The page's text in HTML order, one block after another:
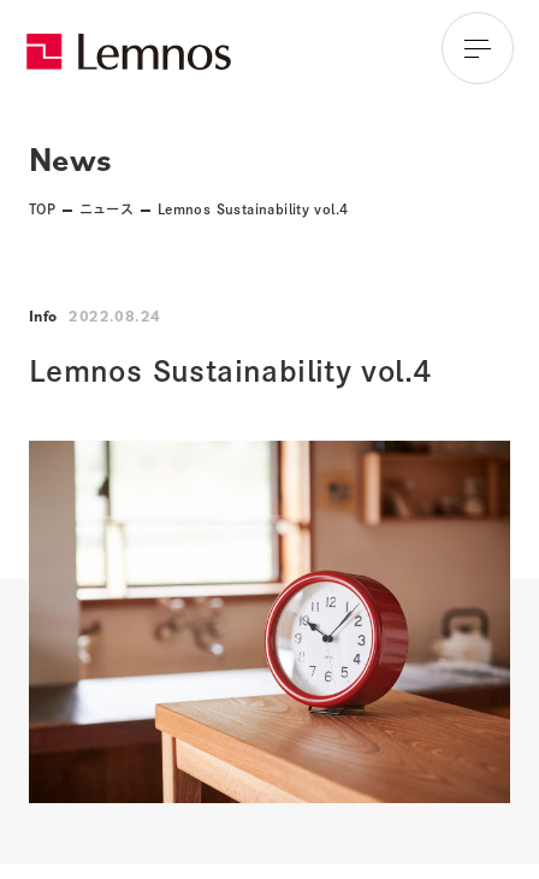
News
TOP ニュース Lemnos Sustainability vol.4
Info 2022.08.24
Lemnos Sustainability vol.4